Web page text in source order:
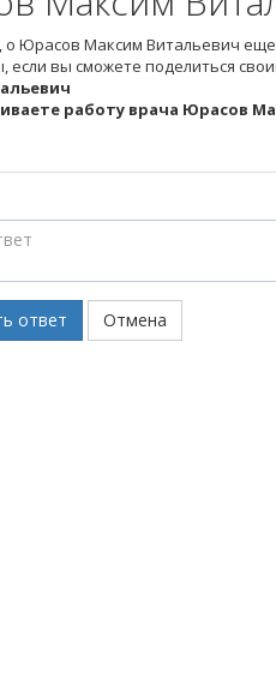
о Юрасов Максим Витальевич
если вы сможете поделиться
работу врача Юрасов
ответ Отмена